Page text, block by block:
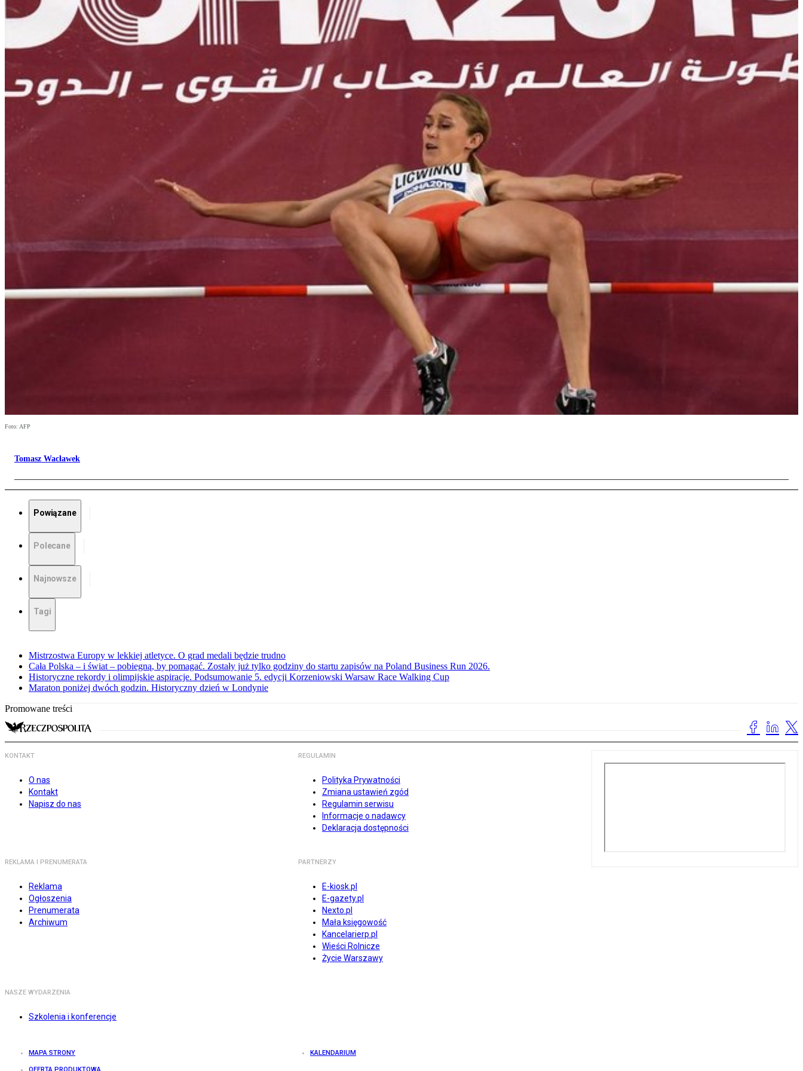
Foto: AFP
Tomasz Wacławek
Powiązane
Polecane
Najnowsze
Tagi
Mistrzostwa Europy w lekkiej atletyce. O grad medali będzie trudno
Cała Polska – i świat – pobiegną, by pomagać. Zostały już tylko godziny do startu zapisów na Poland Business Run 2026.
Historyczne rekordy i olimpijskie aspiracje. Podsumowanie 5. edycji Korzeniowski Warsaw Race Walking Cup
Maraton poniżej dwóch godzin. Historyczny dzień w Londynie
Promowane treści
KONTAKT
O nas
Kontakt
Napisz do nas
REGULAMIN
Polityka Prywatności
Zmiana ustawień zgód
Regulamin serwisu
Informacje o nadawcy
Deklaracja dostępności
REKLAMA I PRENUMERATA
Reklama
Ogłoszenia
Prenumerata
Archiwum
PARTNERZY
E-kiosk.pl
E-gazety.pl
Nexto.pl
Mała księgowość
Kancelarierp.pl
Wieści Rolnicze
Życie Warszawy
NASZE WYDARZENIA
Szkolenia i konferencje
MAPA STRONY KALENDARIUM